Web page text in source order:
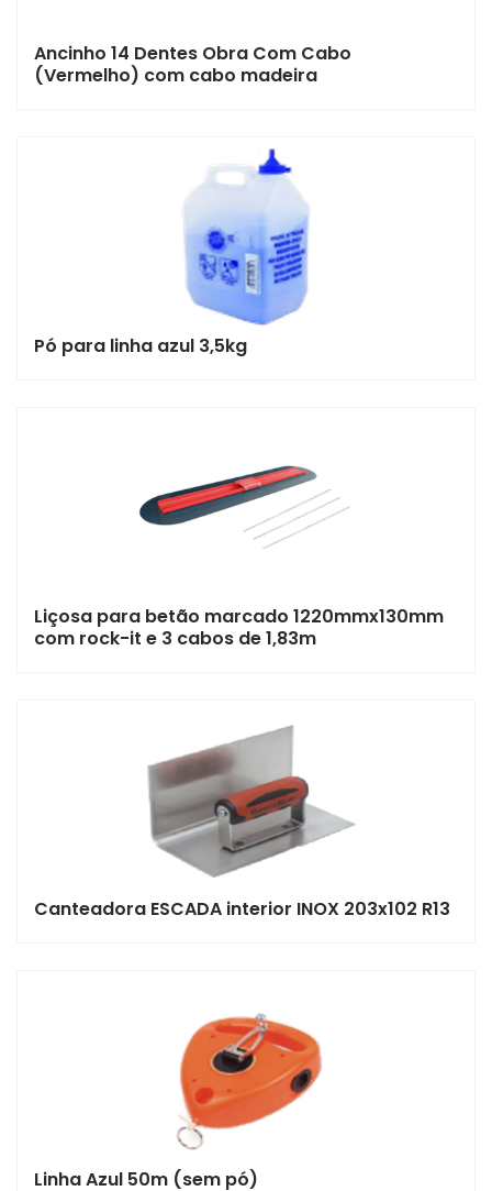
Ancinho 14 Dentes Obra Com Cabo
(Vermelho) com cabo madeira
Pó para linha azul 3,5kg
Liçosa para betão marcado 1220mmx130mm
com rock-it e 3 cabos de 1,83m
Canteadora ESCADA interior INOX 203x102 R13
Linha Azul 50m (sem pó)